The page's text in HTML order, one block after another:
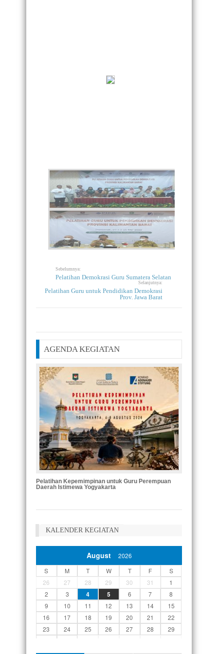
Sebelumnya:
Pelatihan Demokrasi Guru Sumatera Selatan
Selanjutnya:
Pelatihan Guru untuk Pendidikan Demokrasi
Prov. Jawa Barat
AGENDA KEGIATAN
Pelatihan Kepemimpinan untuk Guru Perempuan
Daerah Istimewa Yogyakarta
KALENDER KEGIATAN
August
2026
S
M T W T F
S
26
27 28 29 30 31
1
2
3 4 5 6 7
8
9
10 11 12 13 14
15
16
17 18 19 20 21
22
23
24 25 26 27 28
29